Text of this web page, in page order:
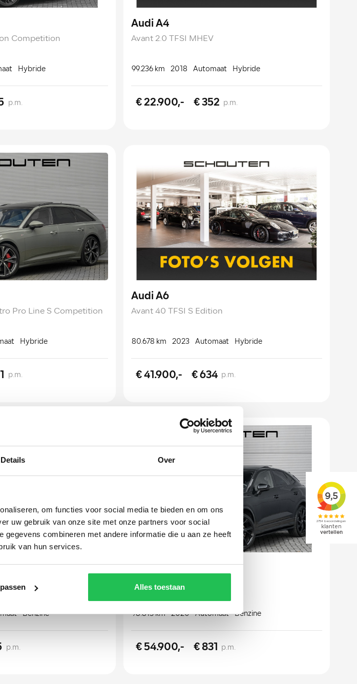
Details Over
om functies voor social media te bieden en om ons
uw gebruik van onze site met onze partners voor social
combineren met andere informatie die u aan ze heeft
van hun services.
Alles toestaan
Competition
Hybride
p.m.
Audi A4
Avant 2.0 TFSI MHEV
99.236 km 2018 Automaat Hybride
€ 22.900,- € 352 p.m.
Pro Line S Competition
Hybride
p.m.
Audi A6
Avant 40 TFSI S Edition
80.678 km 2023 Automaat Hybride
€ 41.900,- € 634 p.m.
S
Benzine
p.m.
Sportback TFSI RS
98.815 km 2020 Automaat Benzine
€ 54.900,- € 831 p.m.